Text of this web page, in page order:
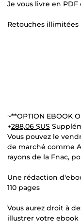
Je vous livre en PDF
Retouches illimitées
~**OPTION EBOOK
+288,06 $US
Vous pouvez le
de marché comme
rayons de la Fnac,
Une rédaction
110 pages
Vous aurez droit à
illustrer votre ebook